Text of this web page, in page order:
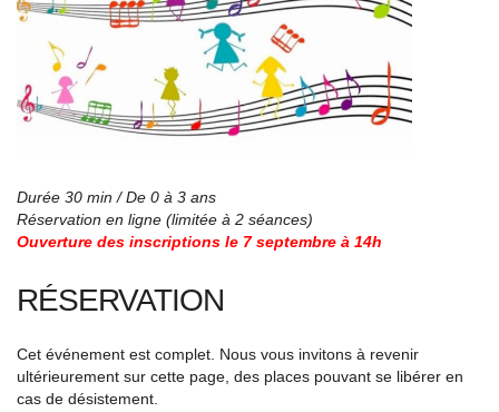
Durée 30 min / De 0 à 3 ans
Réservation en ligne (limitée à 2 séances)
Ouverture des inscriptions le 7 septembre à 14h
RÉSERVATION
Cet événement est complet. Nous vous invitons à revenir
ultérieurement sur cette page, des places pouvant se libérer en
cas de désistement.